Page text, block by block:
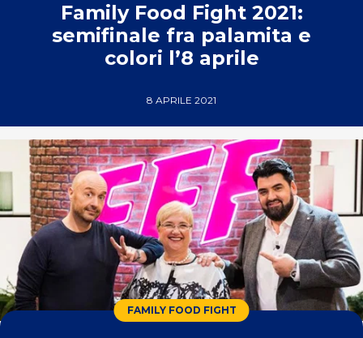
Family Food Fight 2021:
semifinale fra palamita e
colori l’8 aprile
8 APRILE 2021
FAMILY FOOD FIGHT